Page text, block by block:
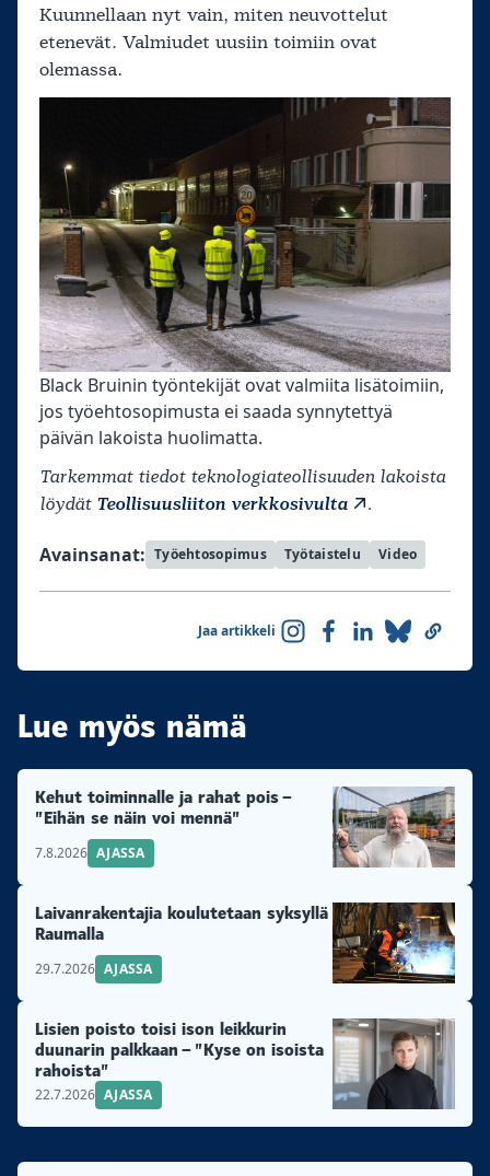
Kuunnellaan nyt vain, miten neuvottelut
etenevät. Valmiudet uusiin toimiin ovat
olemassa.
Black Bruinin työntekijät ovat valmiita lisätoimiin,
jos työehtosopimusta ei saada synnytettyä
päivän lakoista huolimatta.
Tarkemmat tiedot teknologiateollisuuden lakoista
löydät Teollisuusliiton verkkosivulta .
Avainsanat: Työehtosopimus Työtaistelu Video
Jaa artikkeli
Lue myös nämä
Kehut toiminnalle ja rahat pois –
”Eihän se näin voi mennä”
7.8.2026 AJASSA
Laivanrakentajia koulutetaan syksyllä
Raumalla
29.7.2026 AJASSA
Lisien poisto toisi ison leikkurin
duunarin palkkaan – ”Kyse on isoista
rahoista”
22.7.2026 AJASSA